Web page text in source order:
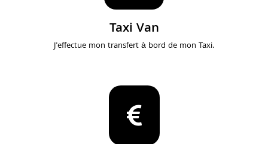
Taxi Van
J'effectue mon transfert à bord de mon Taxi.